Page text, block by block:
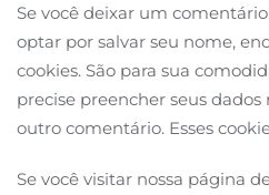
Se você deixar um
optar por salvar seu nome,
cookies. São para sua
precise preencher seus
outro comentário. Esses
Se você visitar nossa página